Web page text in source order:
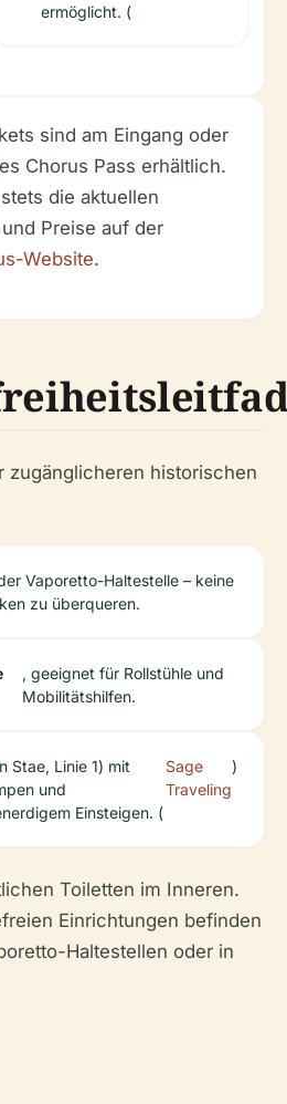
ermöglicht. (
sind am Eingang oder
Chorus Pass erhältlich.
die aktuellen
Preise auf der
Website.
zugänglicheren historischen
Vaporetto-Haltestelle – keine
zu überqueren.
, geeignet für Rollstühle und
Mobilitätshilfen.
Stae, Linie 1) mit
und
Einsteigen. (
Sage
Traveling
)
Toiletten im Inneren.
Einrichtungen befinden
Haltestellen oder in